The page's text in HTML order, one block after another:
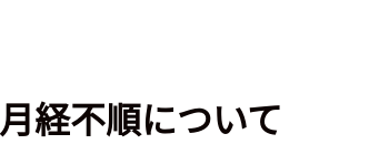
月経不順について